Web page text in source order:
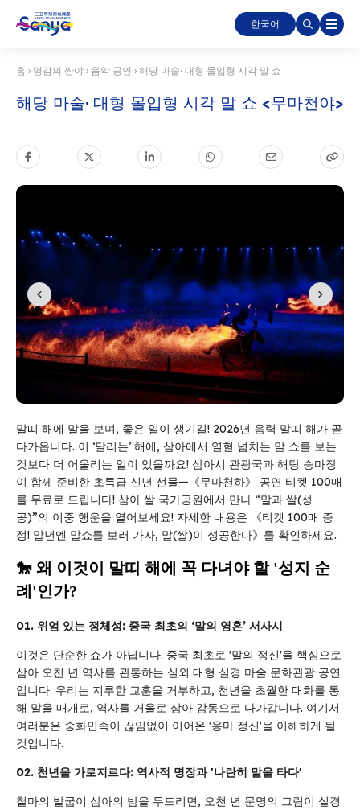
한국어
홈 › 영감의 싼야 › 음악 공연 › 해당 마술· 대형 몰입형 시각 말 쇼
해당 마술· 대형 몰입형 시각 말 쇼 <무마천야>
말띠 해에 말을 보며, 좋은 일이 생기길! 2026년 음력 말띠 해가 곧
다가옵니다. 이 ‘달리는’ 해에, 삼아에서 열혈 넘치는 말 쇼를 보는
것보다 더 어울리는 일이 있을까요! 삼아시 관광국과 해탕 승마장
이 함께 준비한 초특급 신년 선물—《무마천하》 공연 티켓 100매
를 무료로 드립니다! 삼아 쌀 국가공원에서 만나 “말과 쌀(성
공)”의 이중 행운을 열어보세요! 자세한 내용은 《티켓 100매 증
정! 말년엔 말쇼를 보러 가자, 말(쌀)이 성공한다》를 확인하세요.
🐎 왜 이것이 말띠 해에 꼭 다녀야 할 '성지 순
례'인가?
01. 위엄 있는 정체성: 중국 최초의 ‘말의 영혼’ 서사시
이것은 단순한 쇼가 아닙니다. 중국 최초로 '말의 정신'을 핵심으로
삼아 오천 년 역사를 관통하는 실외 대형 실경 마술 문화관광 공연
입니다. 우리는 지루한 교훈을 거부하고, 천년을 초월한 대화를 통
해 말을 매개로, 역사를 거울로 삼아 감동으로 다가갑니다. 여기서
여러분은 중화민족이 끊임없이 이어온 '용마 정신'을 이해하게 될
것입니다.
02. 천년을 가로지르다: 역사적 명장과 '나란히 말을 타다'
철마의 발굽이 삼아의 밤을 두드리면, 오천 년 문명의 그림이 실경